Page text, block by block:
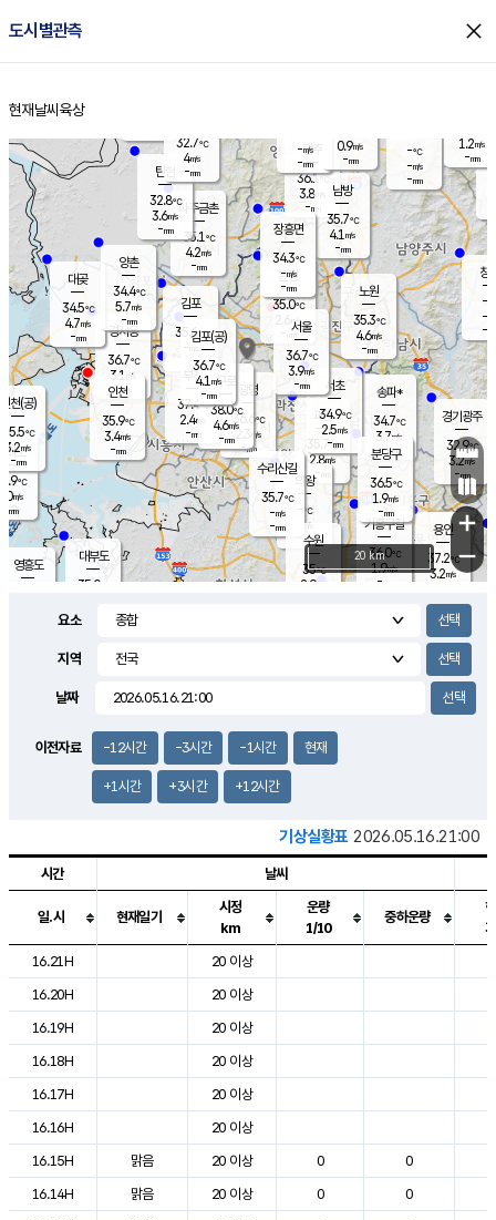
도시별관측 close
홈
현재날씨 육상
의도
℃
m/s
mm
영흥도
양주
36.1℃
3.8
-mm
과천
35.7℃
2.8m/s
- mm
용인
37.2℃
3.2m/s
경기광주
32.9℃
3.2m/s
-mm
2.0m/s
대부도
35.0
경서동
36.7℃
3.1 m/s
-mm
파주금촌
35.1℃
4.2m/s
-mm
-℃
-m/s
-mm
대곶
34.5℃
4.7m/s
-mm
창
-
-m/
-
탄현
32.8℃
3.6m/s
-mm
1.2m/s
-mm
의왕
- ℃
m/s
mm
김포
35.6℃
-m/s
mm
광명
36.6 ℃
2.3 m/s
-mm
부천
37.4℃
2.4m/s
-mm
양촌
34.4℃
5.7m/s
-mm
구로
38.0℃
4.6m/s
-mm
은평
35.0℃
2.6 m/s
- mm
노원
35.3℃
4.6m/s
-mm
송파*
34.7℃
3.7m/s
-mm
서초
34.9℃
2.5m/s
-mm
남방
35.7℃
4.1 m/s
-mm
기흥구갈
36.0℃
1.9m/s
-
수리산길
35.7℃
-m/s
-mm
분당구
36.5℃
1.9m/s
-mm
장흥면
34.3℃
-m/s
-mm
-m/s
-mm
인천(공)
35.5℃
3.2m/s
-mm
김포(공)
36.7℃
4.1 m/s
-mm
수원
35℃
2.9m/s
인천
35.9℃
3.4m/s
-mm
서울
36.7℃
3.9m/s
-mm
32.7℃
4m/s
-mm
0.9m/s
-mm
+
−
20 km
요소
지역
날짜
이전자료 -12시간 -3시간 -1시간 현재
+1시간 +3시간 +12시간
기상실황표 2026.05.16.21:00
도시별 기상실황표로 지점, 날씨, 기온, 강수, 바람, 기압등을 안내한 표입
시간 날씨
일.시 현재일기
시정
km
운량
1/10
중하운량
16.21H
20 이상
16.20H
20 이상
16.19H
20 이상
16.18H
20 이상
16.17H
20 이상
16.16H
20 이상
16.15H
맑음 20 이상 0 0
16.14H
맑음 20 이상 0 0